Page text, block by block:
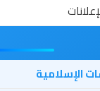
الإسلامية